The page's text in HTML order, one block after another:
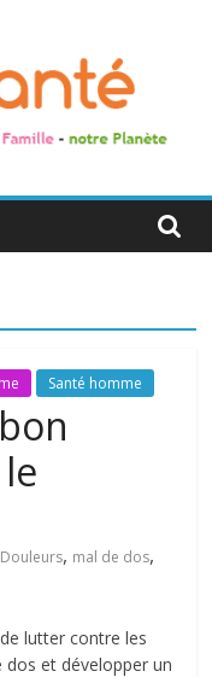
Santé homme
Douleurs, mal de dos,
lutter contre les
dos et développer un